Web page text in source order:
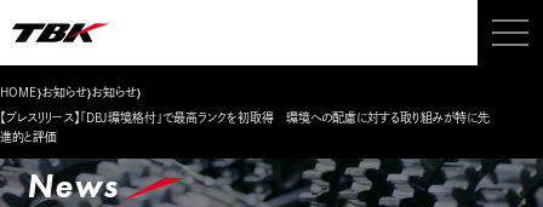
HOME›お知らせ›お知らせ›
【プレスリリース】「DBJ環境格付」で最高ランクを初取得 環境への配慮に対する取り組みが特に先
進的と評価
News